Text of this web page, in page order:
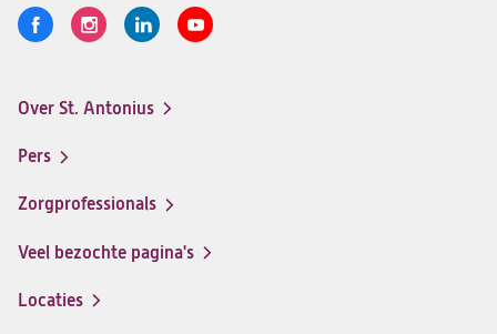
tab)
Volg
Logo
een
ziekenhuis
op
Logo
een
op
Logo
een
op
Logo
menu
Over St. Antonius
Pers
Zorgprofessionals
Veel bezochte pagina's
Locaties